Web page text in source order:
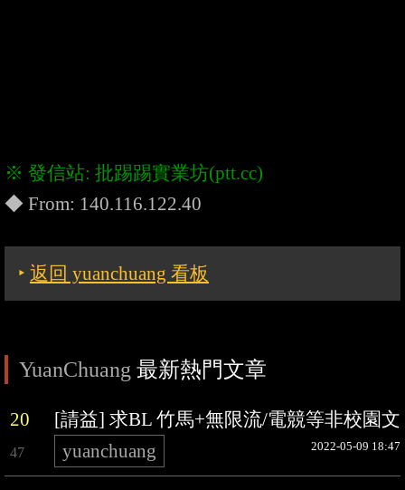
‣ 返回 yuanchuang 看板
YuanChuang 最新熱門文章
20 [請益] 求BL 竹馬+無限流/電競等非校園文
47 yuanchuang 2022-05-09 18:47